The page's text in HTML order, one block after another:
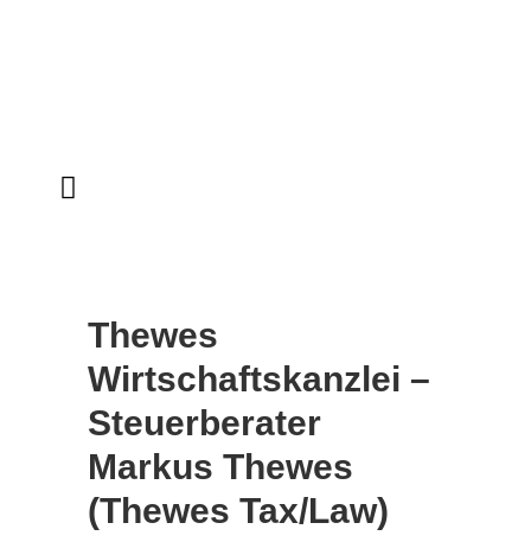
Thewes
Wirtschaftskanzlei –
Steuerberater
Markus Thewes
(Thewes Tax/Law)